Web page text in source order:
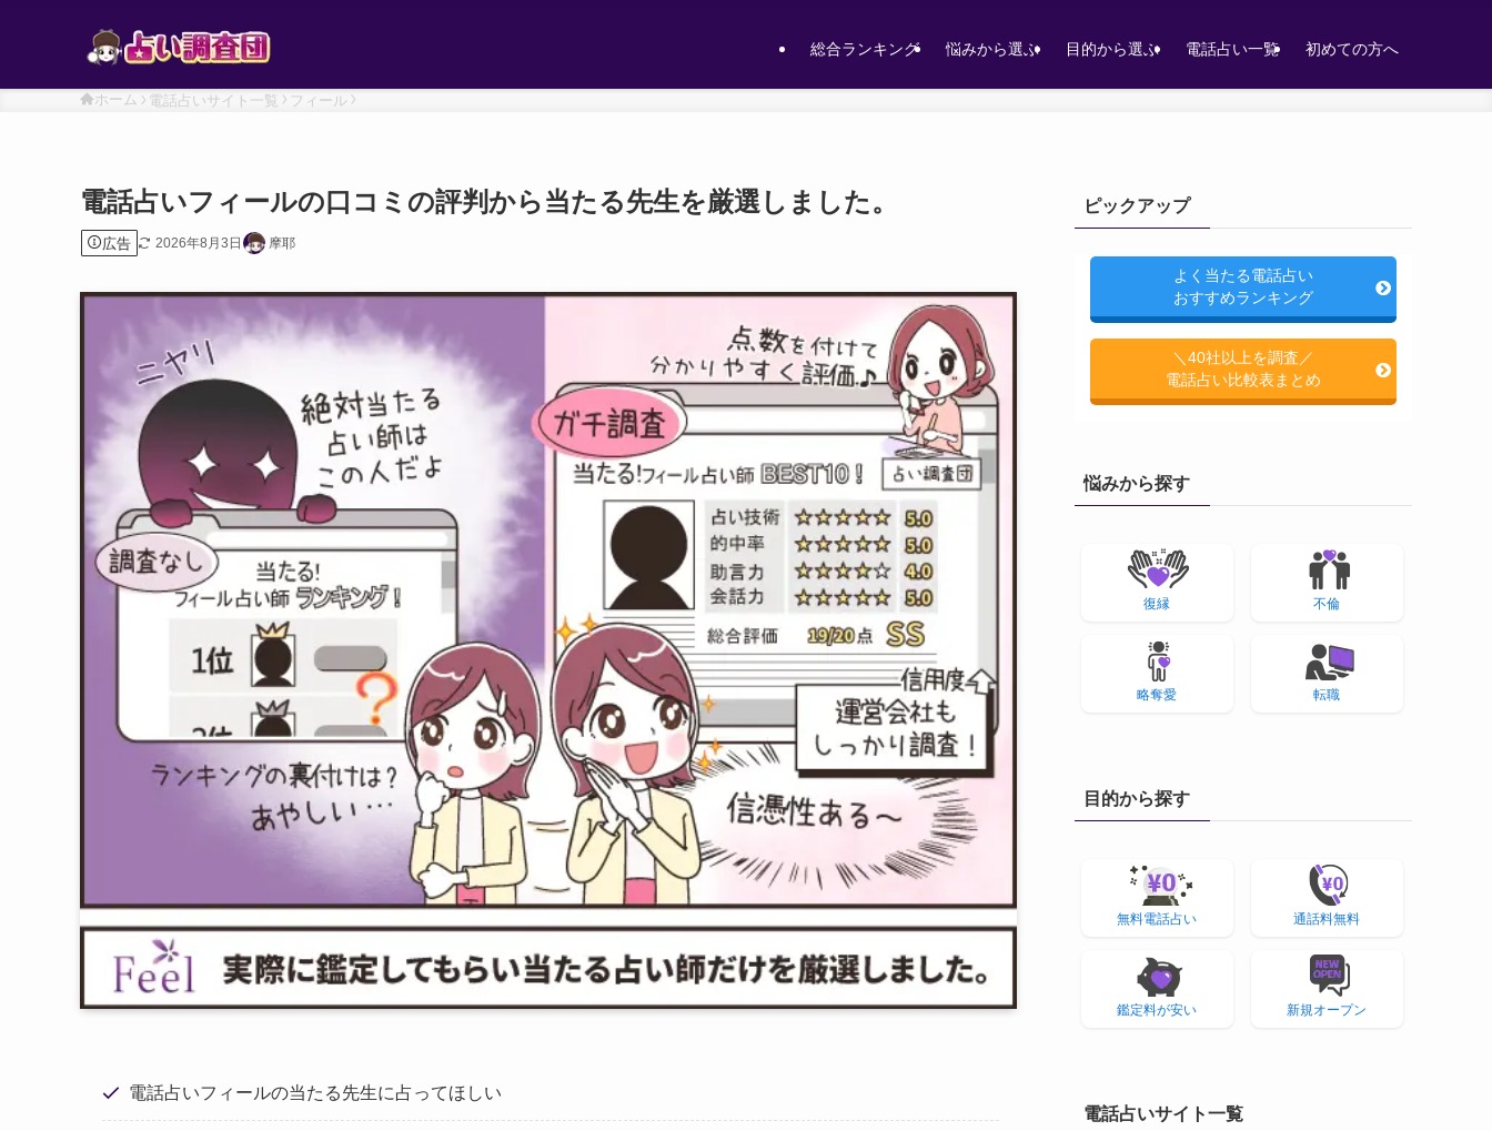
総合ランキング 悩みから選ぶ 目的から選ぶ 電話占い一覧 初めての方へ
ホーム 電話占いサイト一覧 フィール
電話占いフィールの口コミの評判から当たる先生を厳選しました。
広告 2026年8月3日 摩耶
電話占いフィールの当たる先生に占ってほしい
ピックアップ
よく当たる電話占い
おすすめランキング
＼40社以上を調査／
電話占い比較表まとめ
悩みから探す
復縁 不倫
略奪愛 転職
目的から探す
無料電話占い 通話料無料
鑑定料が安い 新規オープン
電話占いサイト一覧